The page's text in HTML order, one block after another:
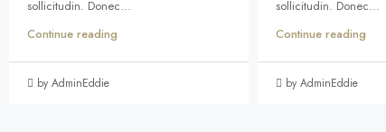
sollicitudin. Donec...
Continue reading
by AdminEddie
sollicitudin. Donec...
Continue reading
by AdminEddie